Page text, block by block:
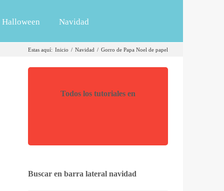
Halloween Navidad
Estas aquí: Inicio / Navidad / Gorro de Papa Noel de papel
Todos los tutoriales en
Buscar en barra lateral navidad